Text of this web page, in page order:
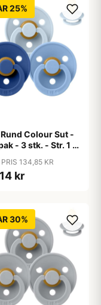
25%
Rund Colour Sut -
- 3 stk. - Str. 1 -
134,85 KR
kr
30%